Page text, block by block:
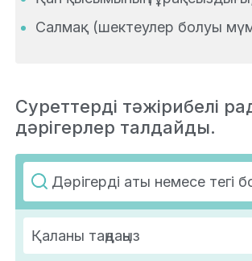
Салмақ (шектеулер болуы
Суреттерді тәжірибелі
дәрігерлер талдайды.
Қаланы таңдаңыз